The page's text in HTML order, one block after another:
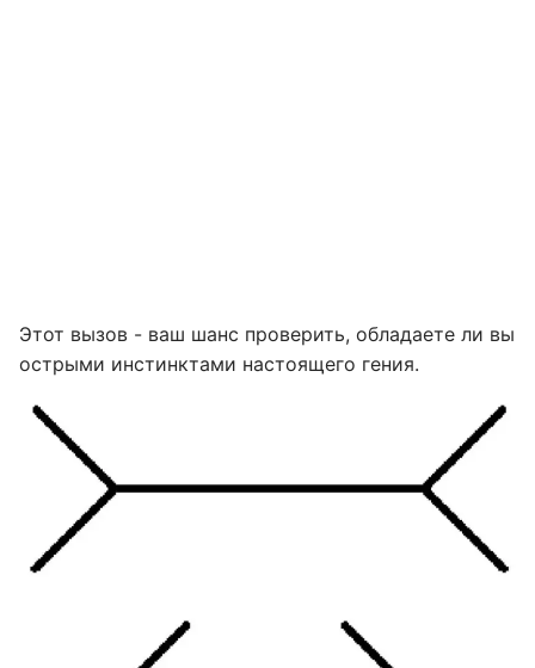
Этот вызов - ваш шанс проверить, обладаете ли вы
острыми инстинктами настоящего гения.